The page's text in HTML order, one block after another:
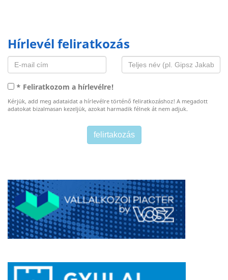
Hírlevél feliratkozás
* Feliratkozom a hírlevélre!
Kérjük, add meg adataidat a hírlevélre történő feliratkozáshoz! A megadott
adatokat bizalmasan kezeljük, azokat harmadik félnek át nem adjuk.